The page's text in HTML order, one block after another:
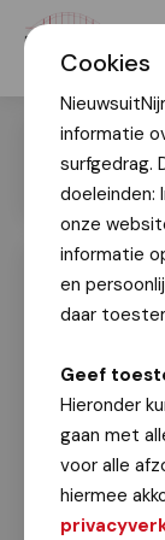
Cookies
informatie
surfgedrag.
doeleinden:
onze
informatie
en
daar
Geef
Hieronder
gaan met
voor alle
hiermee
Geert
26
Wethouder
maandag